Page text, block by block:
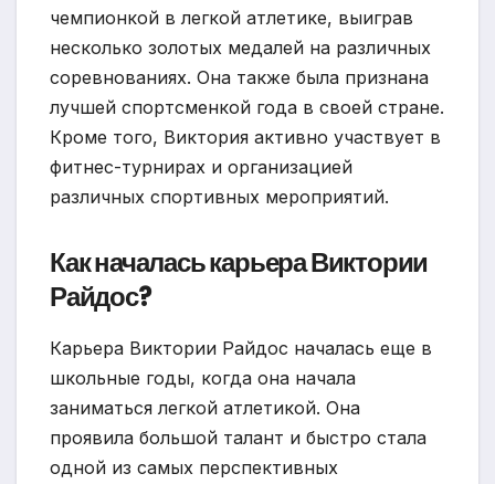
чемпионкой в легкой атлетике, выиграв
несколько золотых медалей на различных
соревнованиях. Она также была признана
лучшей спортсменкой года в своей стране.
Кроме того, Виктория активно участвует в
фитнес-турнирах и организацией
различных спортивных мероприятий.
Как началась карьера Виктории
Райдос?
Карьера Виктории Райдос началась еще в
школьные годы, когда она начала
заниматься легкой атлетикой. Она
проявила большой талант и быстро стала
одной из самых перспективных